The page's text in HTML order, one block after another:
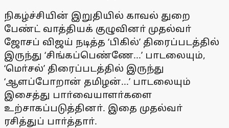
நிகழ்ச்சியின் இறுதியில் காவல் துறை
பேண்ட் வாத்தியக் குழுவினா் முதல்வா்
ஜோசப் விஜய் நடித்த ‘பிகில்’ திரைப்படத்தில்
இருந்து ‘சிங்கப்பெண்ணே...’ பாடலையும்,
‘மொ்சல்’ திரைப்படத்தில் இருந்து
‘ஆளப்போறான் தமிழன்...’ பாடலையும்
இசைத்து பாா்வையாளா்களை
உற்சாகப்படுத்தினா். இதை முதல்வா்
ரசித்துப் பாா்த்தாா்.